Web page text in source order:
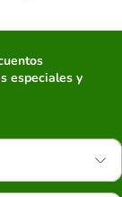
especiales y